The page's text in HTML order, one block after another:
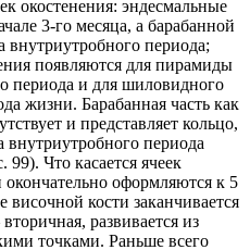
окостенения: эндесмальные
3-го месяца, а барабанной
периода;
появляются для пирамиды
периода и для шиловидного
жизни. Барабанная часть как
и представляет кольцо,
внутриутробного периода
99). Что касается ячеек
окончательно оформляются к 5
кости заканчивается
развивается из
точками. Раньше всего